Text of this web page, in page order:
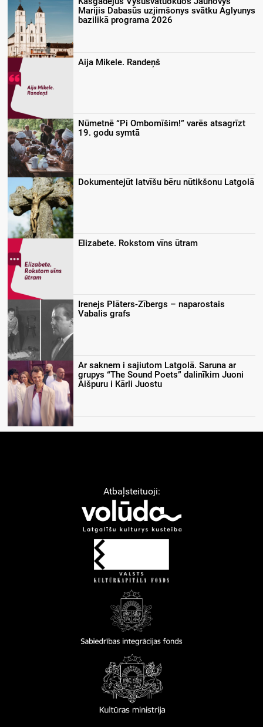
Marijis Dabasūs uzjimšonys svātku Aglyunys
bazilikā programa 2026
Aija Mikele. Randeņš
Nūmetnē “Pi Ombomīšim!” varēs atsagrīzt
19. godu symtā
Dokumentejūt latvīšu bēru nūtikšonu Latgolā
Elizabete. Rokstom vīns ūtram
Irenejs Plāters-Zībergs – naparostais
Vabalis grafs
Ar saknem i sajiutom Latgolā. Saruna ar
grupys “The Sound Poets” dalinīkim Juoni
Aišpuru i Kārli Juostu
Atbaļsteituoji: